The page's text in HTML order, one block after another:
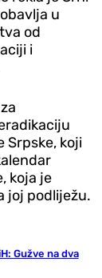
u
od
i
Srpske, koji
koja je
joj podliježu.
Gužve na dva